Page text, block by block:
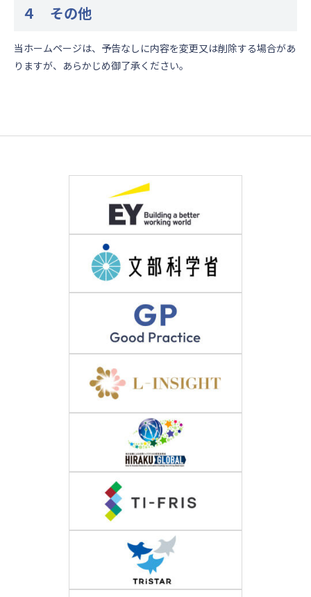
４ その他
当ホームページは、予告なしに内容を変更又は削除する場合があ
りますが、あらかじめ御了承ください。